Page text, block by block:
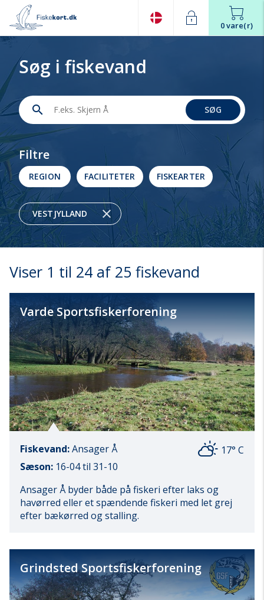
0 vare(r)
Søg i fiskevand
search SØG
Filtre
REGION FACILITETER FISKEARTER
VESTJYLLAND close
Viser 1 til 24 af 25 fiskevand
Varde Sportsfiskerforening
Fiskevand:Ansager Å
17° C
Sæson: 16-04 til 31-10
Ansager Å byder både på fiskeri efter laks og
havørred eller et spændende fiskeri med let grej
efter bækørred og stalling.
Grindsted Sportsfiskerforening